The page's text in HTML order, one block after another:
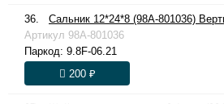
36.
Сальник 12*24*8 (98A-801036)
Артикул 98A-801036
Паркод: 9.8F-06.21
200 ₽